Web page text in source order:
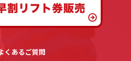
くあるご質問